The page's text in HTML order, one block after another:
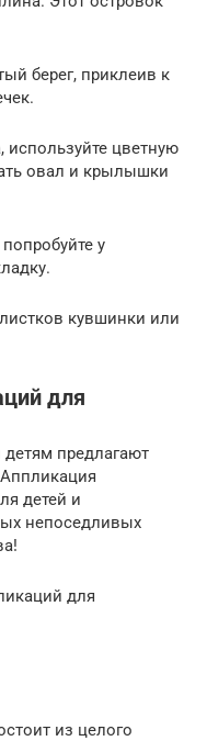
берег, приклеив к
используйте цветную
овал и крылышки
у
кувшинки или
для
предлагают
детей и
непоседливых
для
из целого